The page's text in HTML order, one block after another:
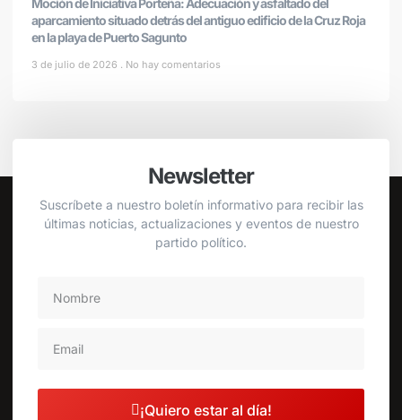
Moción de Iniciativa Porteña: Adecuación y asfaltado del
aparcamiento situado detrás del antiguo edificio de la Cruz Roja
en la playa de Puerto Sagunto
3 de julio de 2026 No hay comentarios
Newsletter
Suscríbete a nuestro boletín informativo para recibir las
últimas noticias, actualizaciones y eventos de nuestro
partido político.
¡Quiero estar al día!